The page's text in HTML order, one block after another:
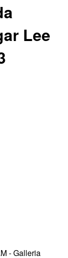
Lee
- Galleria